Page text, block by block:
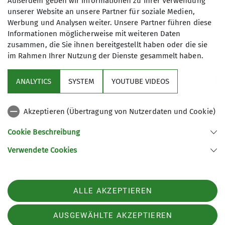
Wandern Westerwald
Sektion
DAV
Sektion Koblenz des Deutschen Alpenvereins e.V.
Telefon +4926179452
unserer Website an unsere Partner für soziale Medien,
Werbung und Analysen weiter. Unsere Partner führen diese
Informationen möglicherweise mit weiteren Daten
zusammen, die Sie ihnen bereitgestellt haben oder die sie
im Rahmen Ihrer Nutzung der Dienste gesammelt haben.
ANALYTICS SYSTEM YOUTUBE VIDEOS
Akzeptieren (Übertragung von Nutzerdaten und Cookie)
Cookie Beschreibung
Verwendete Cookies
ALLE AKZEPTIEREN
AUSGEWÄHLTE AKZEPTIEREN